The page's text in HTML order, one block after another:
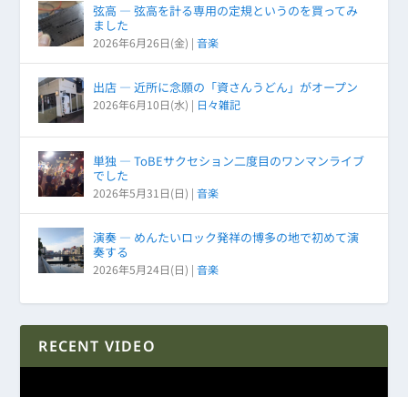
弦高 ― 弦高を計る専用の定規というのを買ってみ
ました
2026年6月26日(金) |音楽
出店 ― 近所に念願の「資さんうどん」がオープン
2026年6月10日(水) | 日々雑記
単独 ― ToBEサクセション二度目のワンマンライブ
でした
2026年5月31日(日) |音楽
演奏 ― めんたいロック発祥の博多の地で初めて演
奏する
2026年5月24日(日) |音楽
RECENT VIDEO